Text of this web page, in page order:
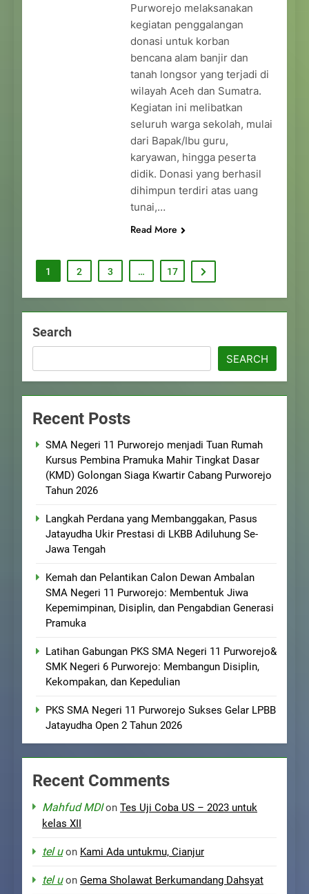
Purworejo melaksanakan
kegiatan penggalangan
donasi untuk korban
bencana alam banjir dan
tanah longsor yang terjadi di
wilayah Aceh dan Sumatra.
Kegiatan ini melibatkan
seluruh warga sekolah, mulai
dari Bapak/Ibu guru,
karyawan, hingga peserta
didik. Donasi yang berhasil
dihimpun terdiri atas uang
tunai,…
Read More
1 2 3 … 17
Search
SEARCH
Recent Posts
SMA Negeri 11 Purworejo menjadi Tuan Rumah
Kursus Pembina Pramuka Mahir Tingkat Dasar
(KMD) Golongan Siaga Kwartir Cabang Purworejo
Tahun 2026
Langkah Perdana yang Membanggakan, Pasus
Jatayudha Ukir Prestasi di LKBB Adiluhung Se-
Jawa Tengah
Kemah dan Pelantikan Calon Dewan Ambalan
SMA Negeri 11 Purworejo: Membentuk Jiwa
Kepemimpinan, Disiplin, dan Pengabdian Generasi
Pramuka
Latihan Gabungan PKS SMA Negeri 11 Purworejo&
SMK Negeri 6 Purworejo: Membangun Disiplin,
Kekompakan, dan Kepedulian
PKS SMA Negeri 11 Purworejo Sukses Gelar LPBB
Jatayudha Open 2 Tahun 2026
Recent Comments
Mahfud MDIon Tes Uji Coba US – 2023 untuk
kelas XII
tel uon Kami Ada untukmu, Cianjur
tel uon Gema Sholawat Berkumandang Dahsyat